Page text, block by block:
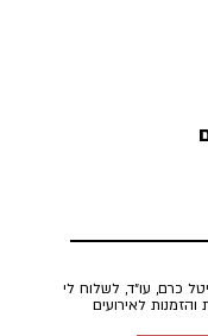
כרם, עו״ד, לשלוח לי
והזמנות לאירועים